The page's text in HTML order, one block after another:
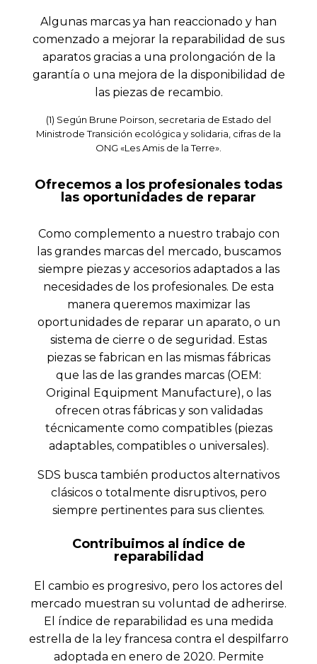
Algunas marcas ya han reaccionado y han
comenzado a mejorar la reparabilidad de sus
aparatos gracias a una prolongación de la
garantía o una mejora de la disponibilidad de
las piezas de recambio.
(1) Según Brune Poirson, secretaria de Estado del
Ministrode Transición ecológica y solidaria, cifras de la
ONG «Les Amis de la Terre».
Ofrecemos a los profesionales todas
las oportunidades de reparar
Como complemento a nuestro trabajo con
las grandes marcas del mercado, buscamos
siempre piezas y accesorios adaptados a las
necesidades de los profesionales. De esta
manera queremos maximizar las
oportunidades de reparar un aparato, o un
sistema de cierre o de seguridad. Estas
piezas se fabrican en las mismas fábricas
que las de las grandes marcas (OEM:
Original Equipment Manufacture), o las
ofrecen otras fábricas y son validadas
técnicamente como compatibles (piezas
adaptables, compatibles o universales).
SDS busca también productos alternativos
clásicos o totalmente disruptivos, pero
siempre pertinentes para sus clientes.
Contribuimos al índice de
reparabilidad
El cambio es progresivo, pero los actores del
mercado muestran su voluntad de adherirse.
El índice de reparabilidad es una medida
estrella de la ley francesa contra el despilfarro
adoptada en enero de 2020. Permite